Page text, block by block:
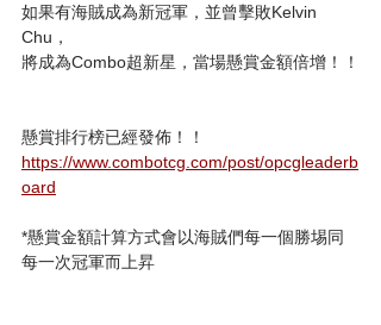
如果有海賊成為新冠軍，並曾擊敗Kelvin
Chu，
將成為Combo超新星，當場懸賞金額倍增！！
懸賞排行榜已經發佈！！
https://www.combotcg.com/post/opcgleaderb
oard
*懸賞金額計算方式會以海賊們每一個勝埸同
每一次冠軍而上昇